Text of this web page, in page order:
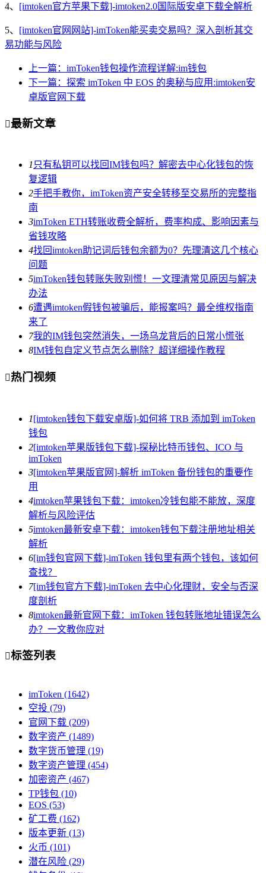
4、 [imtoken官方苹果下载]-imtoken2.0国际版安卓下载全解析
5、 [imtoken官网网站]-imToken能买卖交易吗？深入剖析其交
易功能与风险
上一篇：imToken钱包操作流程详解:im钱包
下一篇：探索 imToken 中 EOS 的奥秘与应用:imtoken安
卓版官网下载
最新文章
1 只有私钥可以找回IM钱包吗？解密去中心化钱包的恢
复逻辑
2手把手教你，imToken资产安全转移至交易所的完整指
南
3imToken ETH转账收费全解析，费率构成、影响因素与
省钱攻略
4找回imtoken助记词后钱包余额为0？先理清这几个核心
问题
5imToken钱包转账失败别慌！一文理清常见原因与解决
办法
6遭遇imtoken假钱包被骗后，能报案吗？最全维权指南
来了
7我的IM钱包突然消失，一场乌龙背后的日常小慌张
8IM钱包自定义节点怎么删除？超详细操作教程
热门视频
1[imtoken钱包下载安卓版]-如何将 TRB 添加到 imToken
钱包
2[imtoken苹果版钱包下载]-探秘比特币钱包、ICO 与
imToken
3[imtoken苹果版官网]-解析 imToken 备份钱包的重要作
用
4imtoken苹果钱包下载：imtoken冷钱包能不能放，深度
解析与风险评估
5imtoken最新安卓下载：imtoken钱包下载注册地址相关
解析
6[im钱包官网下载]-imToken 钱包里有两个钱包，该如何
查找？
7[im钱包官方下载]-imToken 去中心化理财，安全与否深
度剖析
8imtoken最新官网下载：imToken 钱包转账地址错误怎么
办？一文教你应对
标签列表
imToken (1642)
空投 (79)
官网下载 (209)
数字资产 (1489)
数字货币管理 (19)
数字资产管理 (454)
加密资产 (467)
TP钱包 (10)
EOS (53)
矿工费 (162)
版本更新 (13)
火币 (101)
潜在风险 (29)